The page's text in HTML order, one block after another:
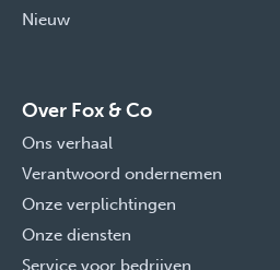
Nieuw
Over Fox & Co
Ons verhaal
Verantwoord ondernemen
Onze verplichtingen
Onze diensten
Service voor bedrijven